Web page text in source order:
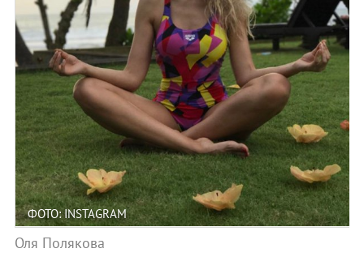
ФОТО: INSTAGRAM
Оля Полякова